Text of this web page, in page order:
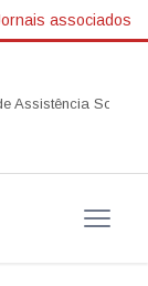
associados
Social